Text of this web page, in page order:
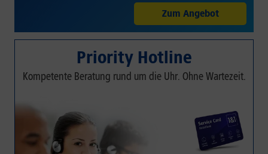
Zum Angebot
Priority Hotline
Kompetente Beratung rund um die Uhr. Ohne Wartezeit.